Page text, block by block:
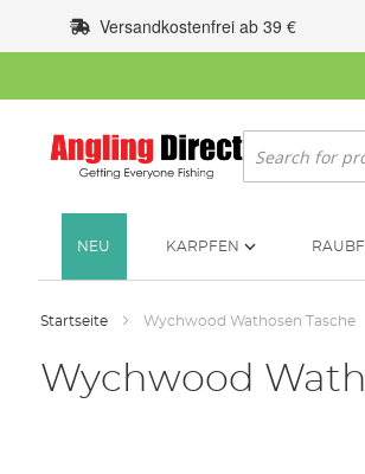
Inhalt
springen
Versandkostenfrei ab 39 €
Suche
NEU KARPFEN
Startseite Wychwood Wathosen Tasche
Wychwood